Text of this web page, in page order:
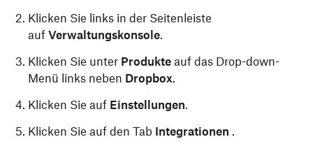
Klicken Sie links in der Seitenleiste
auf Verwaltungskonsole.
Klicken Sie unter Produkte auf das Drop-down-
Menü links neben Dropbox.
Klicken Sie auf Einstellungen.
Klicken Sie auf den Tab Integrationen .